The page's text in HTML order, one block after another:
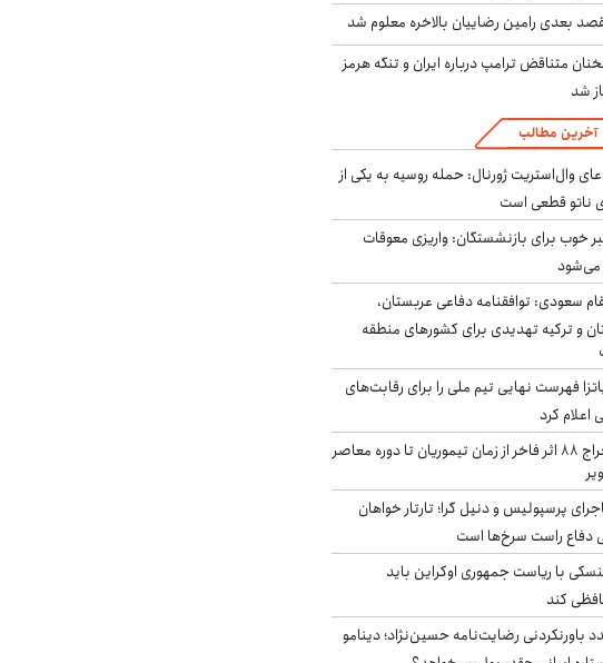
بعدی رامین رضاییان بالاخره معلوم شد
متناقض ترامپ درباره ایران و تنگه هرمز
شد
آخرین مطالب
وال‌استریت ژورنال: حمله روسیه به یکی از
ناتو قطعی است
خوب برای بازنشستگان: واریزی معوقات
می‌شود
سعودی: توافقنامه دفاعی عربستان،
و ترکیه تهدیدی برای کشورهای منطقه
فهرست نهایی تیم ملی را برای رقابت‌های
اعلام کرد
حراج ۸۸ اثر فاخر از زمان تیموریان تا دوره معاصر
پرسپولیس و دنیل گرا؛ تارتار خواهان
دفاع راست سرخ‌ها است
با ریاست جمهوری اوکراین باید
کند
باورنکردنی رضایت‌نامه حسین‌نژاد؛ دینامو